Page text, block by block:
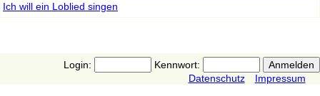
Ich will ein Loblied singen
Login:
Kennwort:
Datenschutz
Impressum